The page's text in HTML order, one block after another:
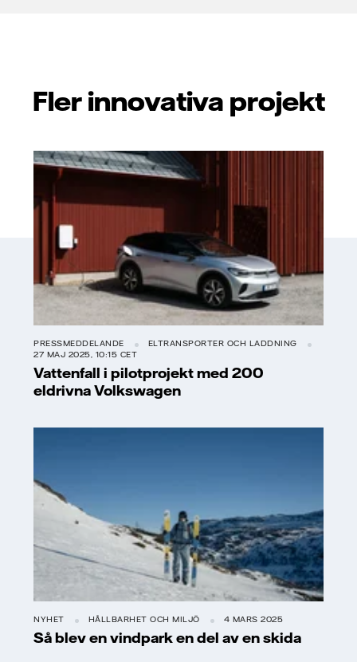
Fler innovativa projekt
PRESSMEDDELANDE
ELTRANSPORTER OCH LADDNING
27 MAJ 2025, 10:15 CET
Vattenfall i pilotprojekt med 200
eldrivna Volkswagen
NYHET HÅLLBARHET OCH MILJÖ 4 MARS 2025
Så blev en vindpark en del av en skida